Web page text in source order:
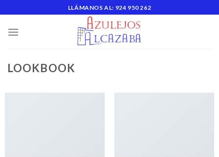
to
content
LLÁMANOS AL: 924 950 262
LOOKBOOK